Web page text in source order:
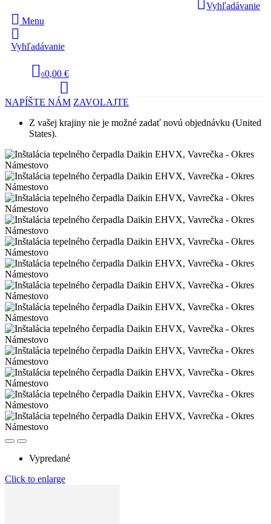
Vyhľadávanie
Menu
Vyhľadávanie
00,00 €
NAPÍŠTE NÁM ZAVOLAJTE
Z vašej krajiny nie je možné zadať novú objednávku (United
States).
Vypredané
Click to enlarge